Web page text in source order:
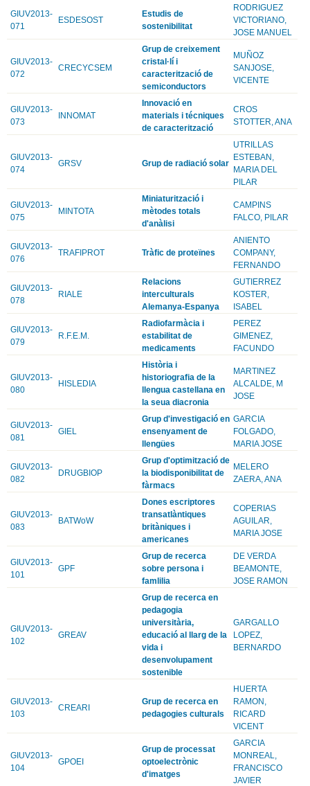
GIUV2013-
071
ESDESOST
Estudis de
sostenibilitat
RODRIGUEZ
VICTORIANO,
JOSE MANUEL
GIUV2013-
072
CRECYCSEM
Grup de creixement
cristal·lí i
caracterització de
semiconductors
MUÑOZ
SANJOSE,
VICENTE
GIUV2013-
073
INNOMAT
Innovació en
materials i técniques
de caracterització
CROS
STOTTER, ANA
GIUV2013-
074
GRSV Grup de radiació solar
UTRILLAS
ESTEBAN,
MARIA DEL
PILAR
GIUV2013-
075
MINTOTA
Miniaturització i
mètodes totals
d'anàlisi
CAMPINS
FALCO, PILAR
GIUV2013-
076
TRAFIPROT Tràfic de proteïnes
ANIENTO
COMPANY,
FERNANDO
GIUV2013-
078
RIALE
Relacions
interculturals
Alemanya-Espanya
GUTIERREZ
KOSTER,
ISABEL
GIUV2013-
079
R.F.E.M.
Radiofarmàcia i
estabilitat de
medicaments
PEREZ
GIMENEZ,
FACUNDO
GIUV2013-
080
HISLEDIA
Història i
historiografia de la
llengua castellana en
la seua diacronia
MARTINEZ
ALCALDE, M
JOSE
GIUV2013-
081
GIEL
Grup d'investigació en
ensenyament de
llengües
GARCIA
FOLGADO,
MARIA JOSE
GIUV2013-
082
DRUGBIOP
Grup d'optimització de
la biodisponibilitat de
fàrmacs
MELERO
ZAERA, ANA
GIUV2013-
083
BATWoW
Dones escriptores
transatlàntiques
britàniques i
americanes
COPERIAS
AGUILAR,
MARIA JOSE
GIUV2013-
101
GPF
Grup de recerca
sobre persona i
famlilia
DE VERDA
BEAMONTE,
JOSE RAMON
GIUV2013-
102
GREAV
Grup de recerca en
pedagogia
universitària,
educació al llarg de la
vida i
desenvolupament
sostenible
GARGALLO
LOPEZ,
BERNARDO
GIUV2013-
103
CREARI
Grup de recerca en
pedagogies culturals
HUERTA
RAMON,
RICARD
VICENT
GIUV2013-
104
GPOEI
Grup de processat
optoelectrònic
d'imatges
GARCIA
MONREAL,
FRANCISCO
JAVIER